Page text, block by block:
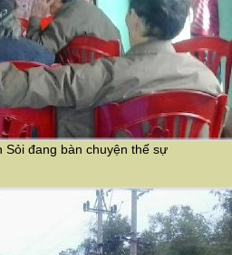
Sỏi đang bàn chuyện thế sự